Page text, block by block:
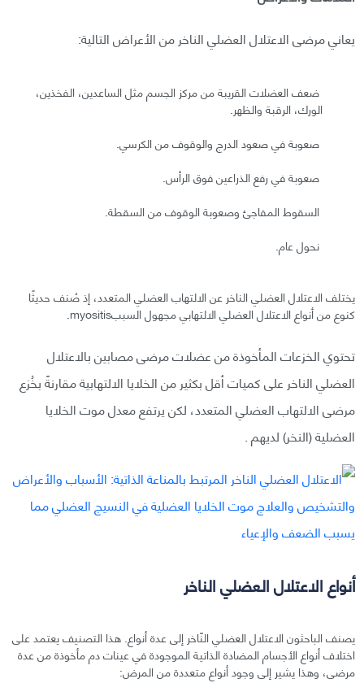
يعاني مرضى الاعتلال العضلي الناخر من الأعراض التالية:
ضعف العضلات القريبة من مركز الجسم مثل الساعدين، الفخذين،
الورك، الرقبة والظهر.
صعوبة في صعود الدرج والوقوف من الكرسي.
صعوبة في رفع الذراعين فوق الرأس.
السقوط المفاجئ وصعوبة الوقوف من السقطة.
نحول عام.
يختلف الاعتلال العضلي الناخر عن الالتهاب العضلي المتعدد، إذ صُنف حديثًا
كنوع من أنواع الاعتلال العضلي الالتهابي مجهول السببmyositis.
تحتوي الخزعات المأخوذة من عضلات مرضى مصابين بالاعتلال
العضلي الناخر على كميات أقل بكثير من الخلايا الالتهابية مقارنةً بخُزع
مرضى الالتهاب العضلي المتعدد، لكن يرتفع معدل موت الخلايا
العضلية (النخر) لديهم .
أنواع الاعتلال العضلي الناخر
يصنف الباحثون الاعتلال العضلي النّاخر إلى عدة أنواع. هذا التصنيف يعتمد على
اختلاف أنواع الأجسام المضادة الذاتية الموجودة في عينات دم مأخوذة من عدة
مرضى، وهذا يشير إلى وجود أنواع متعددة من المرض: